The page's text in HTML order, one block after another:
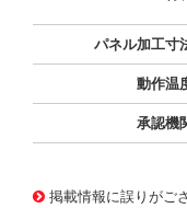
パネル加工寸
動作温
承認機
掲載情報に誤りがご